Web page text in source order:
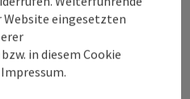
Website eingesetzten
in diesem Cookie